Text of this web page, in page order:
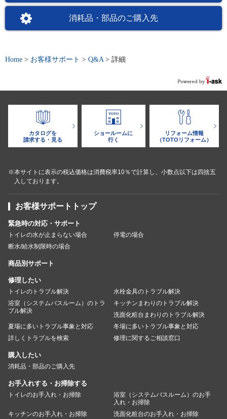
消耗品・部品のご購入先
Home > お客様サポート > Q&A > 詳細
カタログを
請求する・見る
ショールームに
行く
リフォーム情報
（TOTOリフォーム）
※本サイトに表示の税込価格は消費税率10％で計算し、小数点以下は四捨五
入しております。
お客様サポートトップ
緊急時の対応・サポート
トイレの水が止まらない場合
停電の場合
断水/給水制限時の場合
商品別サポート
修理したい
トイレのトラブル解決
水栓金具のトラブル解決
浴室（システムバスルーム）のトラ
ブル解決
キッチンまわりのトラブル解決
洗面化粧台まわりのトラブル解決
夏場に多いトラブル事象と対応
冬場に多いトラブル事象と対応
詳しくトラブルを検索
修理に関するご相談窓口
購入したい
消耗品・部品のご購入先
お手入れする・お掃除する
トイレのお手入れ・お掃除
浴室（システムバスルーム）のお手
入れ・お掃除
キッチンのお手入れ・お掃除
洗面化粧台のお手入れ・お掃除